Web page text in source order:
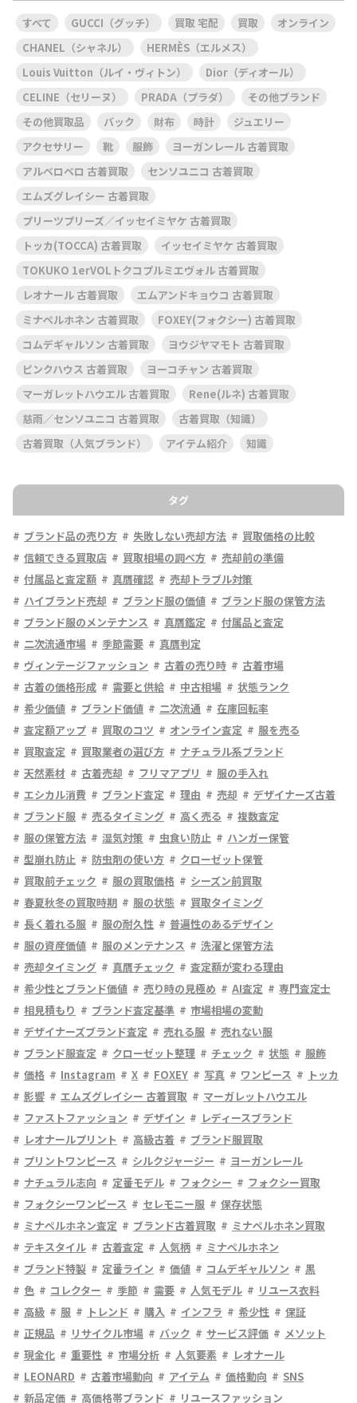
すべて GUCCI（グッチ） 買取 宅配 買取
オンライン
CHANEL（シャネル）
HERMÈS（エルメス）
Louis Vuitton（ルイ・ヴィトン）
Dior（ディオール）
CELINE（セリーヌ）
PRADA（プラダ）
その他ブランド
その他買取品
バック 財布 時計
ジュエリー
アクセサリー
靴 服飾
ヨーガンレール 古着買取
アルベロベロ 古着買取
センソユニコ 古着買取
エムズグレイシー 古着買取
プリーツプリーズ／イッセイミヤケ 古着買取
トッカ(TOCCA) 古着買取
イッセイミヤケ 古着買取
TOKUKO 1erVOLトクコプルミエヴォル 古着買取
レオナール 古着買取
エムアンドキョウコ 古着買取
ミナペルホネン 古着買取
FOXEY(フォクシー) 古着買取
コムデギャルソン 古着買取
ヨウジヤマモト 古着買取
ピンクハウス 古着買取
ヨーコチャン 古着買取
マーガレットハウエル 古着買取
Rene(ルネ) 古着買取
慈雨／センソユニコ 古着買取
古着買取（知識）
古着買取（人気ブランド）
アイテム紹介 知識
タグ
ブランド品の売り方 失敗しない売却方法
買取価格の比較
信頼できる買取店
買取相場の調べ方
売却前の準備
付属品と査定額
真贋確認
売却トラブル対策
ハイブランド売却
ブランド服の価値
ブランド服の保管方法
ブランド服のメンテナンス
真贋鑑定
付属品と査定
二次流通市場
季節需要
真贋判定
ヴィンテージファッション
古着の売り時
古着市場
古着の価格形成
需要と供給 中古相場
状態ランク
希少価値
ブランド価値 二次流通
在庫回転率
査定額アップ
買取のコツ オンライン査定
服を売る
買取査定
買取業者の選び方
ナチュラル系ブランド
天然素材
古着売却 フリマアプリ
服の手入れ
エシカル消費
ブランド査定 理由 売却
デザイナーズ古着
ブランド服
売るタイミング 高く売る
複数査定
服の保管方法
湿気対策 虫食い防止
ハンガー保管
型崩れ防止
防虫剤の使い方
クローゼット保管
買取前チェック
服の買取価格
シーズン前買取
春夏秋冬の買取時期
服の状態
買取タイミング
長く着れる服
服の耐久性
普遍性のあるデザイン
服の資産価値
服のメンテナンス
洗濯と保管方法
売却タイミング
真贋チェック
査定額が変わる理由
希少性とブランド価値
売り時の見極め AI査定
専門査定士
相見積もり
ブランド査定基準
市場相場の変動
デザイナーズブランド査定
売れる服
売れない服
ブランド服査定
クローゼット整理 チェック 状態
服飾
価格
Instagram X FOXEY 写真 ワンピース
トッカ
影響
エムズグレイシー 古着買取
マーガレットハウエル
ファストファッション
デザイン
レディースブランド
レオナールプリント
高級古着
ブランド服買取
プリントワンピース
シルクジャージー
ヨーガンレール
ナチュラル志向
定番モデル フォクシー
フォクシー買取
フォクシーワンピース
セレモニー服
保存状態
ミナペルホネン査定
ブランド古着買取
ミナペルホネン買取
テキスタイル
古着査定 人気柄
ミナペルホネン
ブランド特製
定番ライン 価値 コムデギャルソン
黒
色
コレクター 季節 需要 人気モデル
リユース衣料
高級
服 トレンド 購入 インフラ 希少性
保証
正規品
リサイクル市場 バック サービス評価
メソット
現金化
重要性 市場分析 人気要素
レオナール
LEONARD
古着市場動向 アイテム 価格動向
SNS
新品定価
高価格帯ブランド リユースファッション